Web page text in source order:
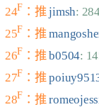
24F ：推 jimsh:
25F ：推
26F ：推 b0504:
27F ：推
28F ：推